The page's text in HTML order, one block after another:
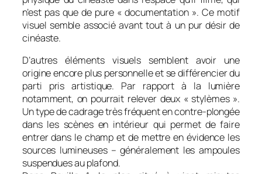
n’est pas que de pure « documentation ». Ce motif
visuel semble associé avant tout à un pur désir de
cinéaste.
D’autres éléments visuels semblent avoir une
origine encore plus personnelle et se différencier du
parti pris artistique. Par rapport à la lumière
notamment, on pourrait relever deux « stylèmes ».
Un type de cadrage très fréquent en contre-plongée
dans les scènes en intérieur qui permet de faire
entrer dans le champ et de mettre en évidence les
sources lumineuses – généralement les ampoules
suspendues au plafond.